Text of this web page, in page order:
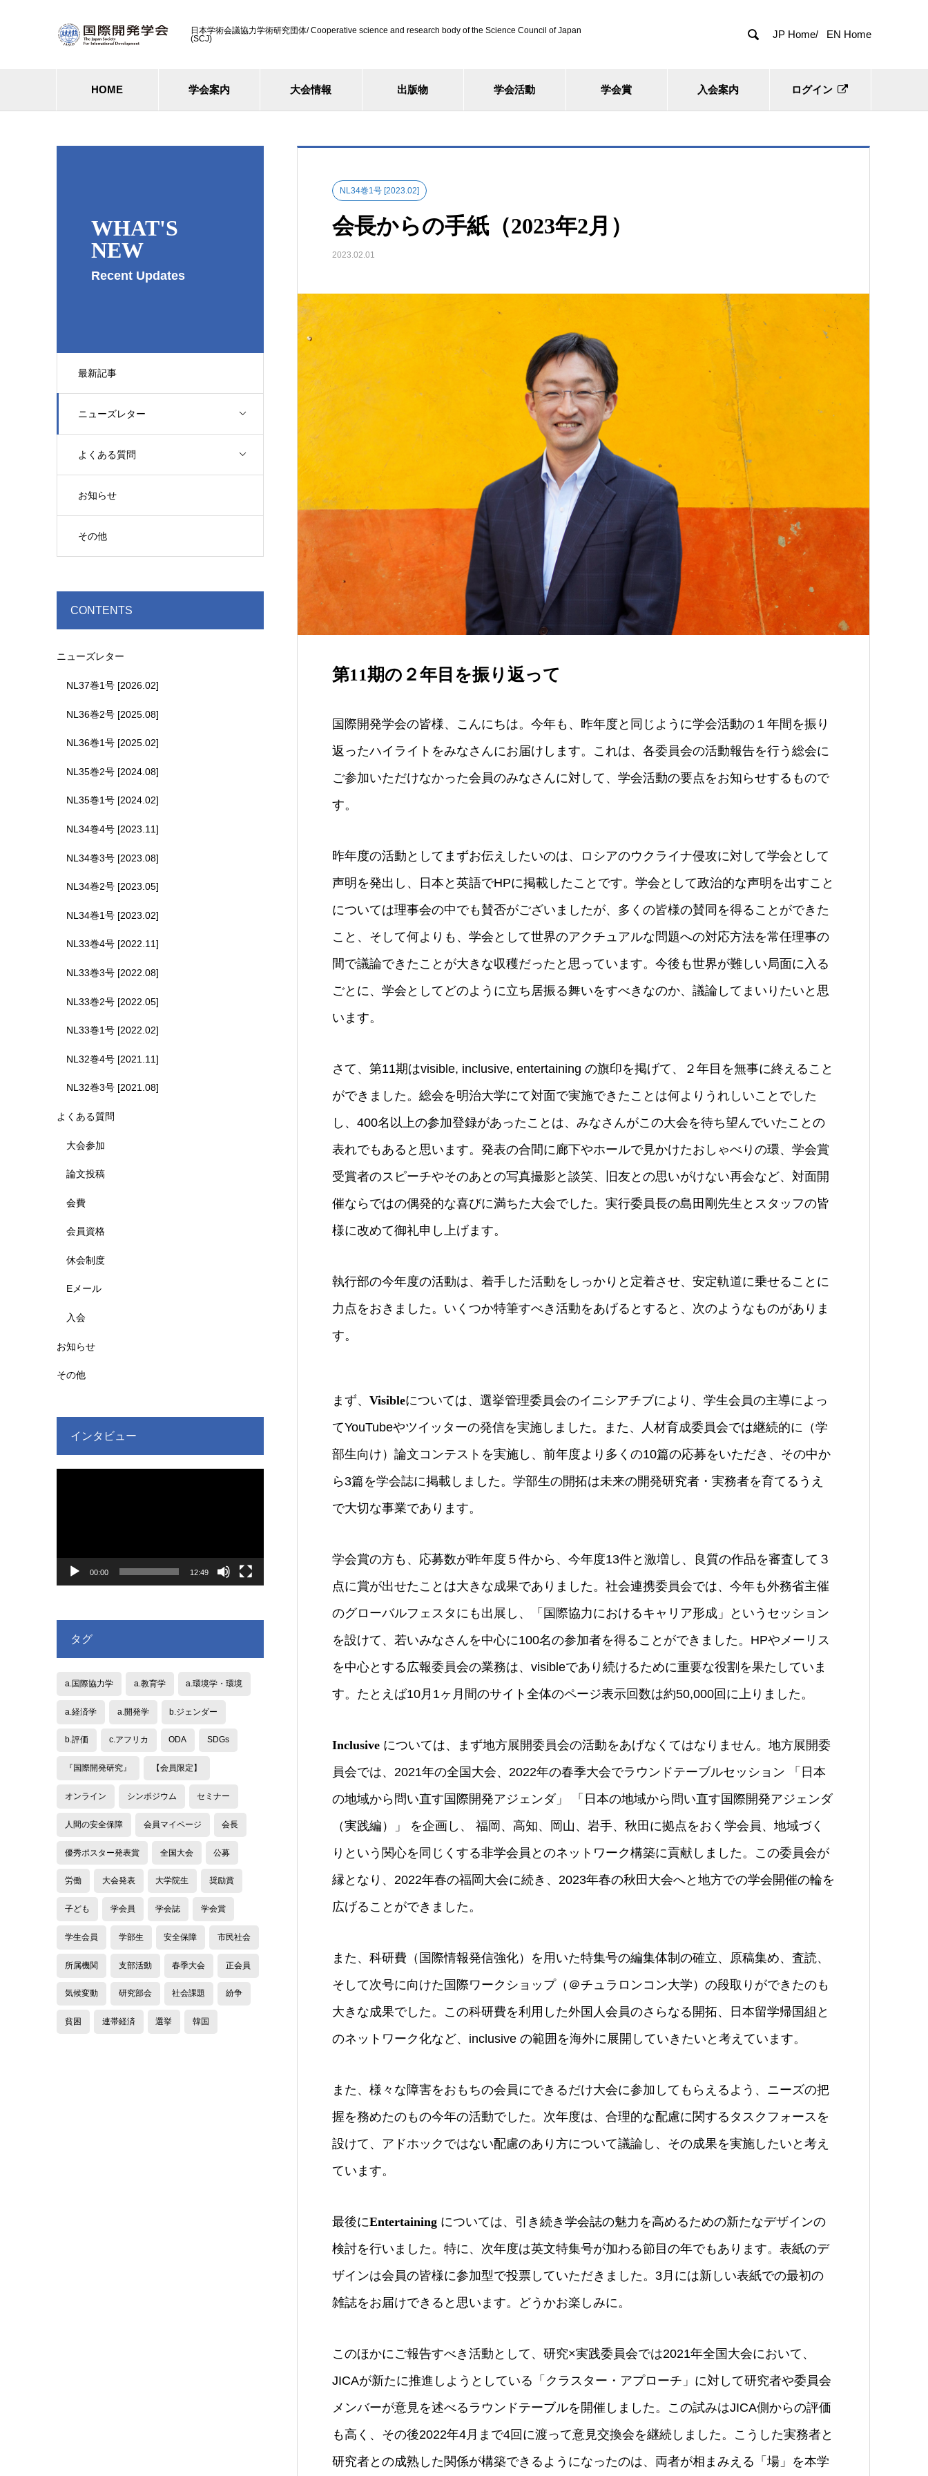
日本学術会議協力学術研究団体/ Cooperative science and research body of the Science Council of Japan
(SCJ)
 JP Home/ EN Home
HOME 学会案内 大会情報 出版物 学会活動 学会賞 入会案内 ログイン
WHAT'S
NEW
Recent Updates
最新記事
ニューズレター
よくある質問
お知らせ
その他
NL34巻1号 [2023.02]
会長からの手紙（2023年2月）
2023.02.01
第11期の２年目を振り返って
国際開発学会の皆様、こんにちは。今年も、昨年度と同じように学会活動の１年間を振り
返ったハイライトをみなさんにお届けします。これは、各委員会の活動報告を行う総会に
ご参加いただけなかった会員のみなさんに対して、学会活動の要点をお知らせするもので
す。
昨年度の活動としてまずお伝えしたいのは、ロシアのウクライナ侵攻に対して学会として
声明を発出し、日本と英語でHPに掲載したことです。学会として政治的な声明を出すこと
については理事会の中でも賛否がございましたが、多くの皆様の賛同を得ることができた
こと、そして何よりも、学会として世界のアクチュアルな問題への対応方法を常任理事の
間で議論できたことが大きな収穫だったと思っています。今後も世界が難しい局面に入る
ごとに、学会としてどのように立ち居振る舞いをすべきなのか、議論してまいりたいと思
います。
さて、第11期はvisible, inclusive, entertaining の旗印を掲げて、２年目を無事に終えること
ができました。総会を明治大学にて対面で実施できたことは何よりうれしいことでした
し、400名以上の参加登録があったことは、みなさんがこの大会を待ち望んでいたことの
表れでもあると思います。発表の合間に廊下やホールで見かけたおしゃべりの環、学会賞
受賞者のスピーチやそのあとの写真撮影と談笑、旧友との思いがけない再会など、対面開
催ならではの偶発的な喜びに満ちた大会でした。実行委員長の島田剛先生とスタッフの皆
様に改めて御礼申し上げます。
執行部の今年度の活動は、着手した活動をしっかりと定着させ、安定軌道に乗せることに
力点をおきました。いくつか特筆すべき活動をあげるとすると、次のようなものがありま
す。
まず、 Visibleについては、選挙管理委員会のイニシアチブにより、学生会員の主導によっ
てYouTubeやツイッターの発信を実施しました。また、人材育成委員会では継続的に（学
部生向け）論文コンテストを実施し、前年度より多くの10篇の応募をいただき、その中か
ら3篇を学会誌に掲載しました。学部生の開拓は未来の開発研究者・実務者を育てるうえ
で大切な事業であります。
学会賞の方も、応募数が昨年度５件から、今年度13件と激増し、良質の作品を審査して３
点に賞が出せたことは大きな成果でありました。社会連携委員会では、今年も外務省主催
のグローバルフェスタにも出展し、「国際協力におけるキャリア形成」というセッション
を設けて、若いみなさんを中心に100名の参加者を得ることができました。HPやメーリス
を中心とする広報委員会の業務は、visibleであり続けるために重要な役割を果たしていま
す。たとえば10月1ヶ月間のサイト全体のページ表示回数は約50,000回に上りました。
Inclusive については、まず地方展開委員会の活動をあげなくてはなりません。地方展開委
員会では、2021年の全国大会、2022年の春季大会でラウンドテーブルセッション 「日本
の地域から問い直す国際開発アジェンダ」 「日本の地域から問い直す国際開発アジェンダ
（実践編）」 を企画し、 福岡、高知、岡山、岩手、秋田に拠点をおく学会員、地域づく
りという関心を同じくする非学会員とのネットワーク構築に貢献しました。この委員会が
縁となり、2022年春の福岡大会に続き、2023年春の秋田大会へと地方での学会開催の輪を
広げることができました。
また、科研費（国際情報発信強化）を用いた特集号の編集体制の確立、原稿集め、査読、
そして次号に向けた国際ワークショップ（＠チュラロンコン大学）の段取りができたのも
大きな成果でした。この科研費を利用した外国人会員のさらなる開拓、日本留学帰国組と
のネットワーク化など、inclusive の範囲を海外に展開していきたいと考えています。
また、様々な障害をおもちの会員にできるだけ大会に参加してもらえるよう、ニーズの把
握を務めたのもの今年の活動でした。次年度は、合理的な配慮に関するタスクフォースを
設けて、アドホックではない配慮のあり方について議論し、その成果を実施したいと考え
ています。
最後にEntertaining については、引き続き学会誌の魅力を高めるための新たなデザインの
検討を行いました。特に、次年度は英文特集号が加わる節目の年でもあります。表紙のデ
ザインは会員の皆様に参加型で投票していただきました。3月には新しい表紙での最初の
雑誌をお届けできると思います。どうかお楽しみに。
このほかにご報告すべき活動として、研究×実践委員会では2021年全国大会において、
JICAが新たに推進しようとしている「クラスター・アプローチ」に対して研究者や委員会
メンバーが意見を述べるラウンドテーブルを開催しました。この試みはJICA側からの評価
も高く、その後2022年4月まで4回に渡って意見交換会を継続しました。こうした実務者と
研究者との成熟した関係が構築できるようになったのは、両者が相まみえる「場」を本学
CONTENTS
ニューズレター
NL37巻1号 [2026.02]
NL36巻2号 [2025.08]
NL36巻1号 [2025.02]
NL35巻2号 [2024.08]
NL35巻1号 [2024.02]
NL34巻4号 [2023.11]
NL34巻3号 [2023.08]
NL34巻2号 [2023.05]
NL34巻1号 [2023.02]
NL33巻4号 [2022.11]
NL33巻3号 [2022.08]
NL33巻2号 [2022.05]
NL33巻1号 [2022.02]
NL32巻4号 [2021.11]
NL32巻3号 [2021.08]
よくある質問
大会参加
論文投稿
会費
会員資格
休会制度
Eメール
入会
お知らせ
その他
インタビュー
ヤ
00:00 12:49
タグ
a.国際協力学 a.教育学 a.環境学・環境
a.経済学 a.開発学 b.ジェンダー
b.評価 c.アフリカ ODA SDGs
『国際開発研究』 【会員限定】
オンライン シンポジウム セミナー
人間の安全保障 会員マイページ 会長
優秀ポスター発表賞 全国大会 公募
労働 大会発表 大学院生 奨励賞
子ども 学会員 学会誌 学会賞
学生会員 学部生 安全保障 市民社会
所属機関 支部活動 春季大会 正会員
気候変動 研究部会 社会課題 紛争
貧困 連帯経済 選挙 韓国